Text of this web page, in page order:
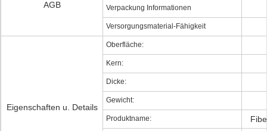
AGB
Verpackung Informationen
Versorgungsmaterial-Fähigkeit
Eigenschaften u. Details
Oberfläche:
Kern:
Dicke:
Gewicht:
Produktname: